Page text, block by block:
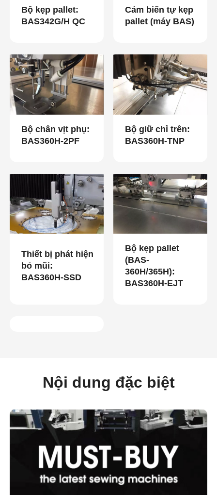
Bộ kẹp pallet:
BAS342G/H QC
Cảm biến tự kẹp
pallet (máy BAS)
Bộ chân vịt phụ:
BAS360H-2PF
Bộ giữ chỉ trên:
BAS360H-TNP
Thiết bị phát hiện
bỏ mũi:
BAS360H-SSD
Bộ kẹp pallet
(BAS-
360H/365H):
BAS360H-EJT
Nội dung đặc biệt